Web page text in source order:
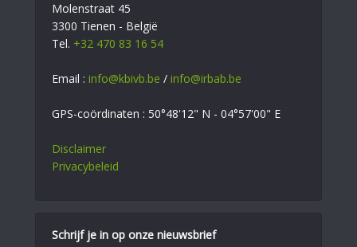
Molenstraat 45
3300 Tienen - België
Tel. +32 470 83 16 54
Email : info@kbivb.be / info@irbab.be
GPS-coördinaten : 50°48'12" N - 04°57'00" E
Disclaimer
Privacybeleid
Schrijf je in op onze nieuwsbrief